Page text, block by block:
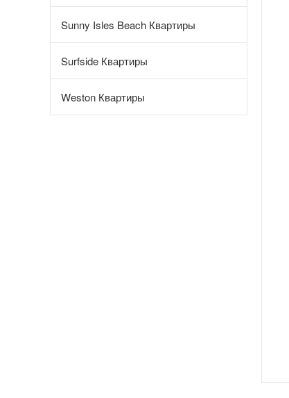
Sunny Isles Beach Квартиры
Surfside Квартиры
Weston Квартиры